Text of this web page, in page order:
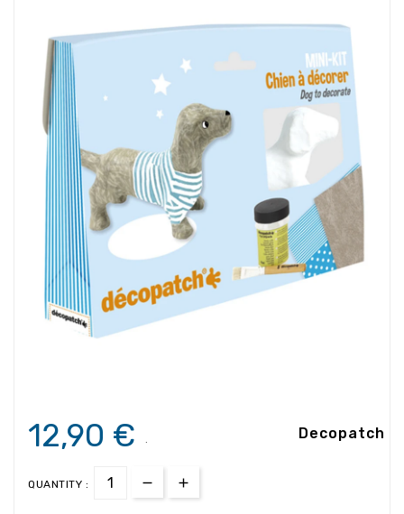
Decopatch
12,90 € .
QUANTITY :